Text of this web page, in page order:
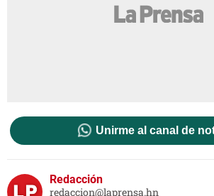
Unirme al canal de
Redacción
redaccion@laprensa.hn